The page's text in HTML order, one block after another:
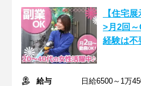
【住宅
>月2回
経験は不
給与
日給6500～1万